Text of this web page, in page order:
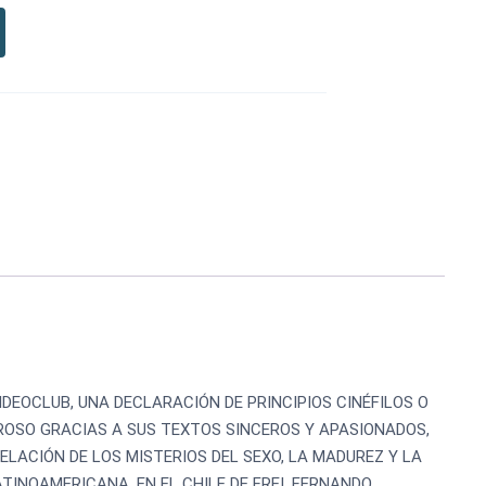
UNA DECLARACIÓN DE PRINCIPIOS CINÉFILOS O
GRACIAS A SUS TEXTOS SINCEROS Y APASIONADOS,
DE LOS MISTERIOS DEL SEXO, LA MADUREZ Y LA